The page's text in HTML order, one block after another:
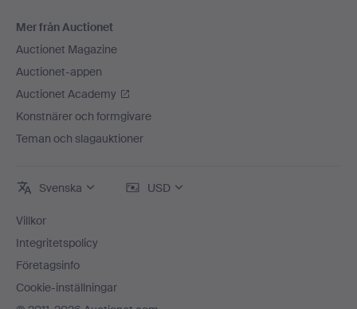
Mer från Auctionet
Auctionet Magazine
Auctionet-appen
Auctionet Academy
Konstnärer och formgivare
Teman och slagauktioner
Svenska USD
Villkor
Integritetspolicy
Företagsinfo
Cookie-inställningar